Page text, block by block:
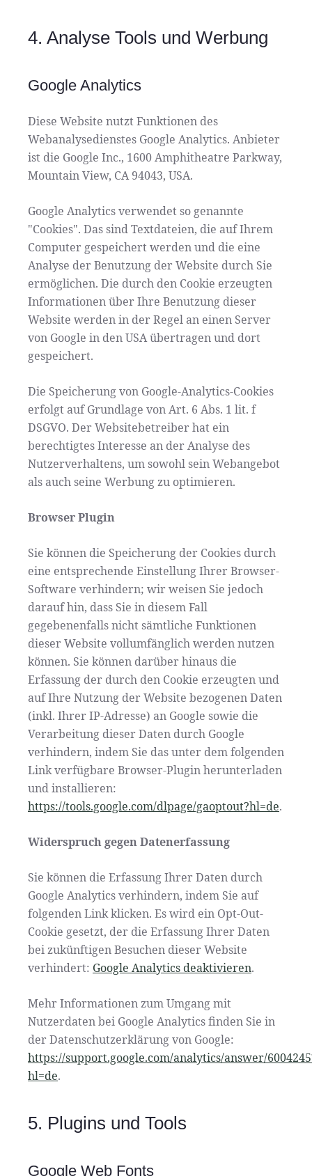
4. Analyse Tools und Werbung
Google Analytics
Diese Website nutzt Funktionen des
Webanalysedienstes Google Analytics. Anbieter
ist die Google Inc., 1600 Amphitheatre Parkway,
Mountain View, CA 94043, USA.
Google Analytics verwendet so genannte
"Cookies". Das sind Textdateien, die auf Ihrem
Computer gespeichert werden und die eine
Analyse der Benutzung der Website durch Sie
ermöglichen. Die durch den Cookie erzeugten
Informationen über Ihre Benutzung dieser
Website werden in der Regel an einen Server
von Google in den USA übertragen und dort
gespeichert.
Die Speicherung von Google-Analytics-Cookies
erfolgt auf Grundlage von Art. 6 Abs. 1 lit. f
DSGVO. Der Websitebetreiber hat ein
berechtigtes Interesse an der Analyse des
Nutzerverhaltens, um sowohl sein Webangebot
als auch seine Werbung zu optimieren.
Browser Plugin
Sie können die Speicherung der Cookies durch
eine entsprechende Einstellung Ihrer Browser-
Software verhindern; wir weisen Sie jedoch
darauf hin, dass Sie in diesem Fall
gegebenenfalls nicht sämtliche Funktionen
dieser Website vollumfänglich werden nutzen
können. Sie können darüber hinaus die
Erfassung der durch den Cookie erzeugten und
auf Ihre Nutzung der Website bezogenen Daten
(inkl. Ihrer IP-Adresse) an Google sowie die
Verarbeitung dieser Daten durch Google
verhindern, indem Sie das unter dem folgenden
Link verfügbare Browser-Plugin herunterladen
und installieren:
https://tools.google.com/dlpage/gaoptout?hl=de.
Widerspruch gegen Datenerfassung
Sie können die Erfassung Ihrer Daten durch
Google Analytics verhindern, indem Sie auf
folgenden Link klicken. Es wird ein Opt-Out-
Cookie gesetzt, der die Erfassung Ihrer Daten
bei zukünftigen Besuchen dieser Website
verhindert: Google Analytics deaktivieren.
Mehr Informationen zum Umgang mit
Nutzerdaten bei Google Analytics finden Sie in
der Datenschutzerklärung von Google:
https://support.google.com/analytics/answer/
hl=de.
5. Plugins und Tools
Google Web Fonts